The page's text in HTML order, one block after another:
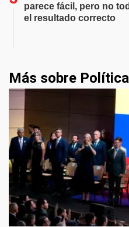
parece fácil, pero no
el resultado correcto
Más sobre Política